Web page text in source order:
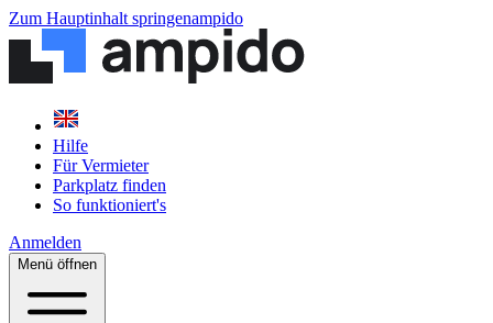
Zum Hauptinhalt springenampido
Hilfe
Für Vermieter
Parkplatz finden
So funktioniert's
Anmelden
Menü öffnen